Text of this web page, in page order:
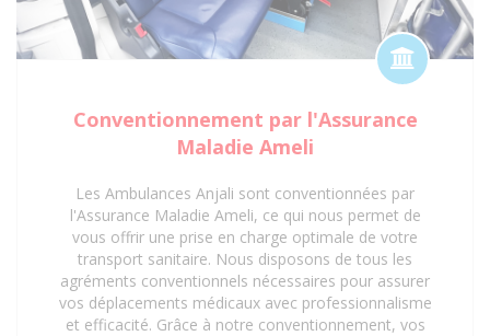
Conventionnement par l'Assurance
Maladie Ameli
Les Ambulances Anjali sont conventionnées par
l'Assurance Maladie Ameli, ce qui nous permet de
vous offrir une prise en charge optimale de votre
transport sanitaire. Nous disposons de tous les
agréments conventionnels nécessaires pour assurer
vos déplacements médicaux avec professionnalisme
et efficacité. Grâce à notre conventionnement, vos